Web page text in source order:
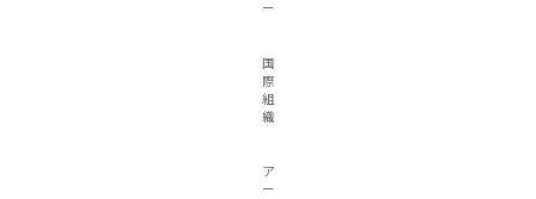
ー
国
際
組
織
ア
ー